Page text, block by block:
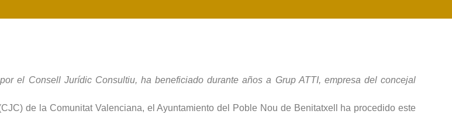
el Consell Jurídic Consultiu, ha beneficiado durante años a Grup ATTI, empresa del concejal
de la Comunitat Valenciana, el Ayuntamiento del Poble Nou de Benitatxell ha procedido este